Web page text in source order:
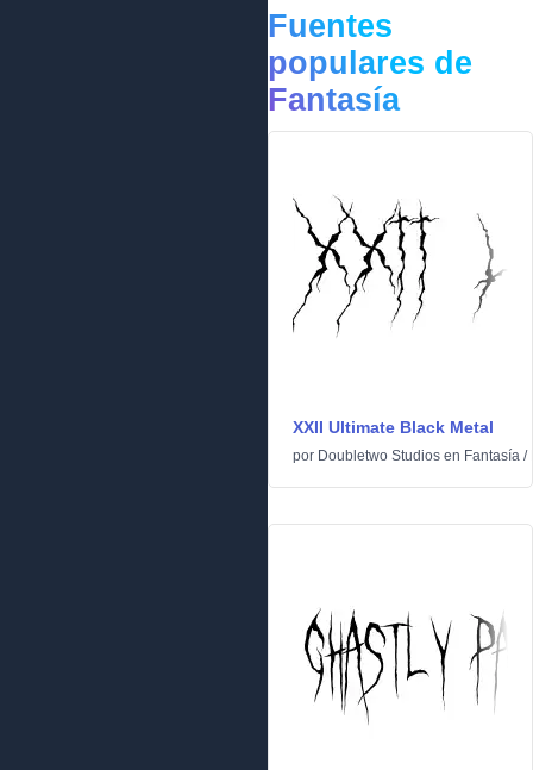
Fuentes
populares de
Fantasía
XXII Ultimate Black Metal
por Doubletwo Studios en Fantasía /